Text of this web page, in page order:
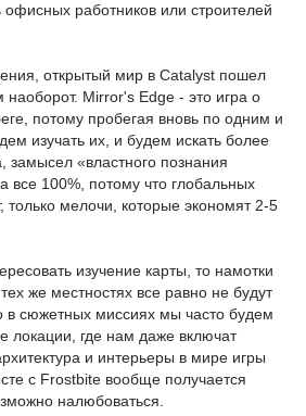
работников или строителей
открытый мир в Catalyst пошел
Mirror's Edge - это игра о
потому пробегая вновь по одним и
изучать их, и будем искать более
замысел «властного познания
все 100%, потому что глобальных
только мелочи, которые экономят 2-5
изучение карты, то намотки
же местностях все равно не будут
в сюжетных миссиях мы часто будем
локации, где нам даже включат
и интерьеры в мире игры
с Frostbite вообще получается
налюбоваться.